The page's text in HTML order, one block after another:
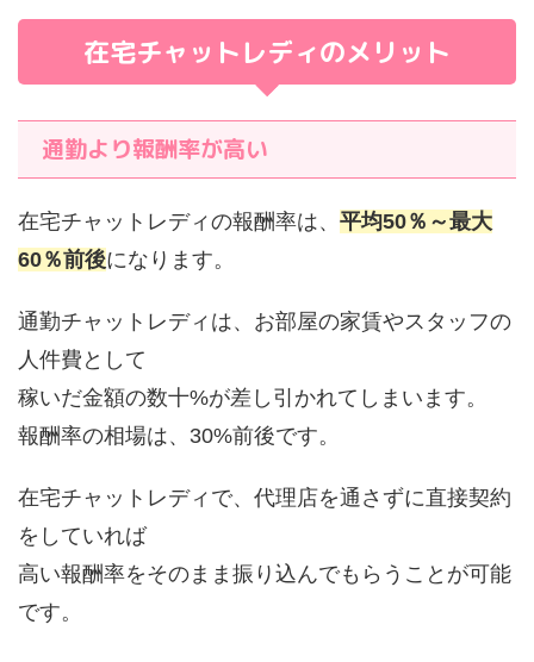
在宅チャットレディのメリット
通勤より報酬率が高い
在宅チャットレディの報酬率は、 平均50％～最大
60％前後になります。
通勤チャットレディは、お部屋の家賃やスタッフの
人件費として
稼いだ金額の数十%が差し引かれてしまいます。
報酬率の相場は、30%前後です。
在宅チャットレディで、代理店を通さずに直接契約
をしていれば
高い報酬率をそのまま振り込んでもらうことが可能
です。